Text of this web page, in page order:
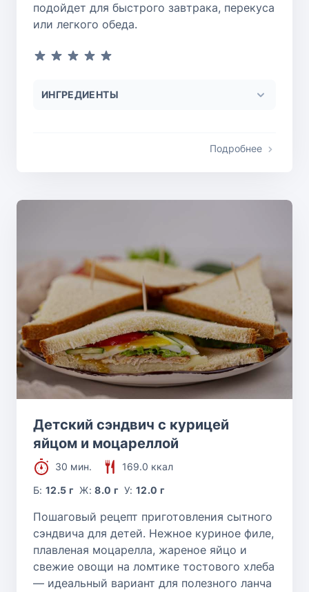
подойдет для быстрого завтрака, перекуса
или легкого обеда.
ИНГРЕДИЕНТЫ
Подробнее
Детский сэндвич с курицей
яйцом и моцареллой
30 мин.
169.0 ккал
Б:12.5 г Ж:8.0 г У:12.0 г
Пошаговый рецепт приготовления сытного
сэндвича для детей. Нежное куриное филе,
плавленая моцарелла, жареное яйцо и
свежие овощи на ломтике тостового хлеба
— идеальный вариант для полезного ланча